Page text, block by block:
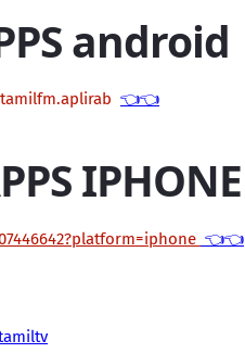
android
👈👈
IPHONE
👈👈